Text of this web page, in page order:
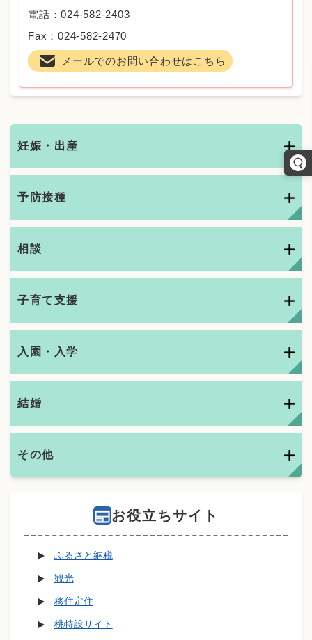
電話：024-582-2403
Fax：024-582-2470
メールでのお問い合わせはこちら
妊娠・出産
予防接種
相談
子育て支援
入園・入学
結婚
その他
お役立ちサイト
ふるさと納税
観光
移住定住
桃特設サイト